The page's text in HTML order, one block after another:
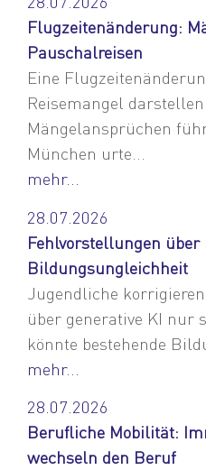
Flugzeitenänderung:
Pauschalreisen
Eine
Reisemangel
Mängelansprüchen
München urte...
mehr...
28.07.2026
Fehlvorstellungen
Bildungsungleichheit
Jugendliche
über generative KI nur
könnte bestehende
mehr...
28.07.2026
Berufliche Mobilität:
wechseln den Beruf